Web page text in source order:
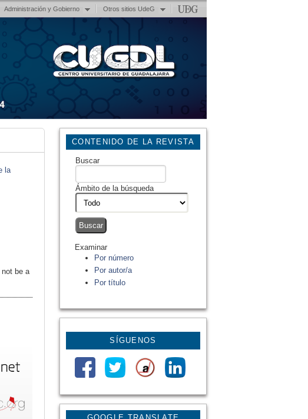
Administración y Gobierno Otros sitios UdeG
CONTENIDO DE LA REVISTA
Buscar
Ámbito de la búsqueda
Examinar
Por número
Por autor/a
Por título
SÍGUENOS
la
be a